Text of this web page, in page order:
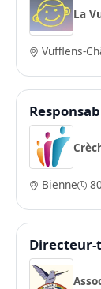
La
Vufflens-
Bienne